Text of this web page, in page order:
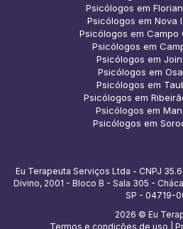
Psicólogos em
Psicólogos em Nova
Psicólogos em Campo
Psicólogos em
Psicólogos em
Psicólogos em
Psicólogos em
Psicólogos em
Psicólogos em
Psicólogos em
Eu Terapeuta Serviços Ltda - CNPJ
Divino, 2001 - Bloco B - Sala 305 -
SP - 04719-
2026 © Eu
Termos e condições de uso